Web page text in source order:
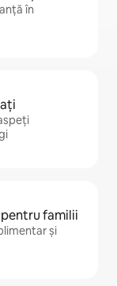
în
familii
și